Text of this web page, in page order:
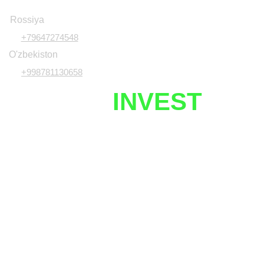
Rossiya
+79647274548
O'zbekiston
+998781130658
INVEST